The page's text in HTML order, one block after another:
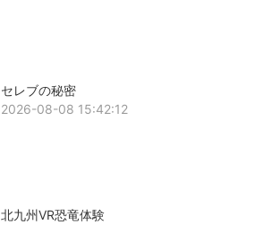
セレブの秘密
2026-08-08 15:42:12
北九州VR恐竜体験